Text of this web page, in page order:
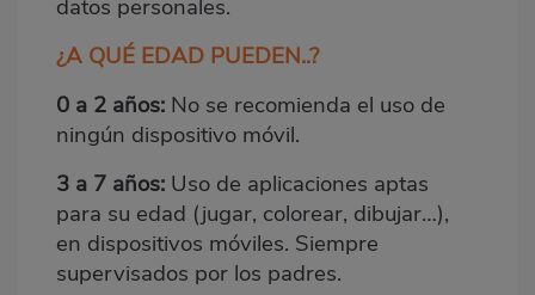
datos personales.
¿A QUÉ EDAD PUEDEN..?
0 a 2 años: No se recomienda el uso de
ningún dispositivo móvil.
3 a 7 años: Uso de aplicaciones aptas
para su edad (jugar, colorear, dibujar…),
en dispositivos móviles. Siempre
supervisados por los padres.